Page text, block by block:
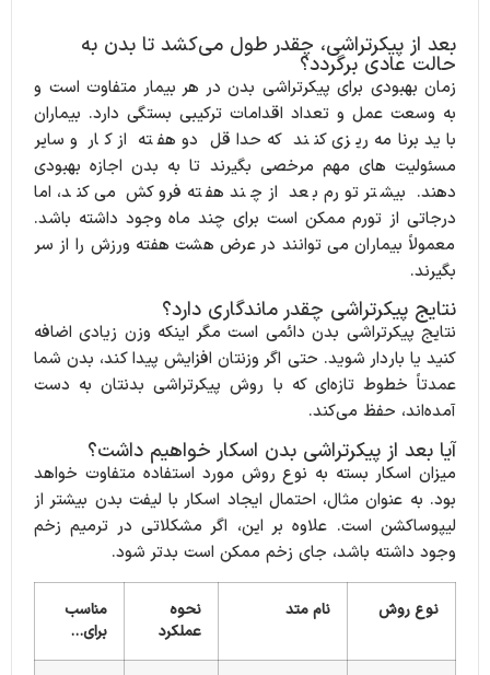
بعد از پیکرتراشی، چقدر طول می‌کشد تا بدن به
حالت عادی برگردد؟
زمان بهبودی برای پیکرتراشی بدن در هر بیمار متفاوت است و
به وسعت عمل و تعداد اقدامات ترکیبی بستگی دارد. بیماران
باید برنامه ریزی کنند که حداقل دو هفته از کار و سایر
مسئولیت های مهم مرخصی بگیرند تا به بدن اجازه بهبودی
دهند. بیشتر تورم بعد از چند هفته فروکش می کند، اما
درجاتی از تورم ممکن است برای چند ماه وجود داشته باشد.
معمولاً بیماران می توانند در عرض هشت هفته ورزش را از سر
بگیرند.
نتایج پیکرتراشی چقدر ماندگاری دارد؟
نتایج پیکرتراشی بدن دائمی است مگر اینکه وزن زیادی اضافه
کنید یا باردار شوید. حتی اگر وزنتان افزایش پیدا کند، بدن شما
عمدتاً خطوط تازه‌ای که با روش پیکرتراشی بدنتان به دست
آمده‌اند، حفظ می‌کند.
آیا بعد از پیکرتراشی بدن اسکار خواهیم داشت؟
میزان اسکار بسته به نوع روش مورد استفاده متفاوت خواهد
بود. به عنوان مثال، احتمال ایجاد اسکار با لیفت بدن بیشتر از
لیپوساکشن است. علاوه بر این، اگر مشکلاتی در ترمیم زخم
وجود داشته باشد، جای زخم ممکن است بدتر شود.
نوع روش نام متد
نحوه
عملکرد
مناسب
برای…